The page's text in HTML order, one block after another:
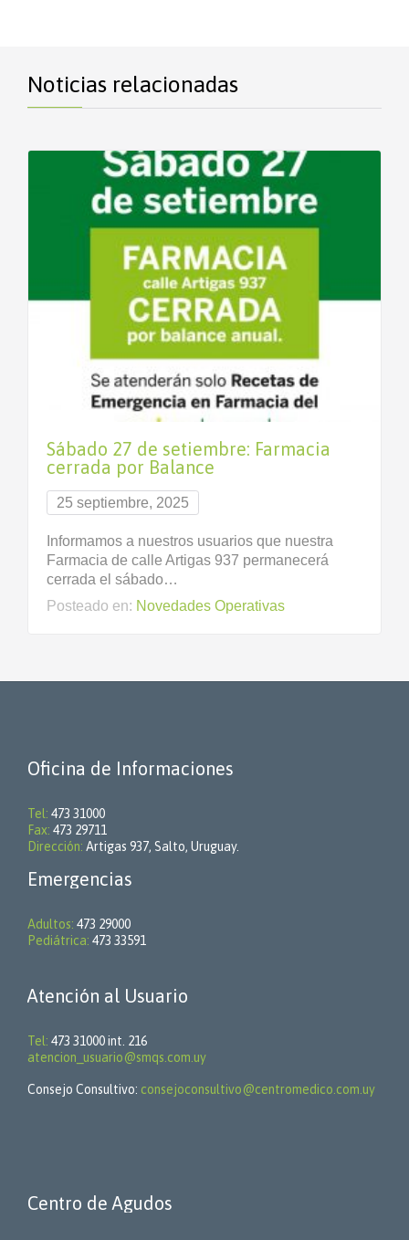
Noticias relacionadas
Sábado 27 de setiembre: Farmacia
cerrada por Balance
25 septiembre, 2025
Informamos a nuestros usuarios que nuestra
Farmacia de calle Artigas 937 permanecerá
cerrada el sábado…
Posteado en: Novedades Operativas
Oficina de Informaciones
Tel: 473 31000
Fax: 473 29711
Dirección: Artigas 937, Salto, Uruguay.
Emergencias
Adultos: 473 29000
Pediátrica: 473 33591
Atención al Usuario
Tel: 473 31000 int. 216
atencion_usuario@smqs.com.uy
Consejo Consultivo: consejoconsultivo@centromedico.com.uy
Centro de Agudos